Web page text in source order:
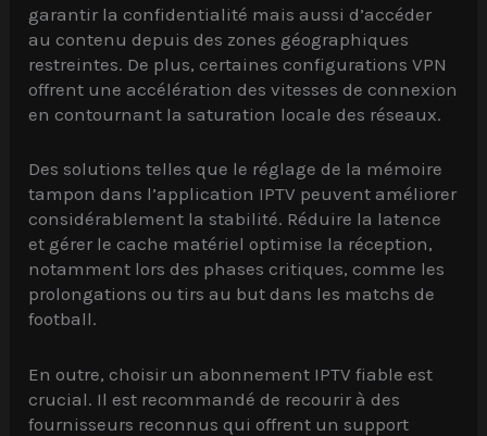
garantir la confidentialité mais aussi d’accéder
au contenu depuis des zones géographiques
restreintes. De plus, certaines configurations VPN
offrent une accélération des vitesses de connexion
en contournant la saturation locale des réseaux.
Des solutions telles que le réglage de la mémoire
tampon dans l’application IPTV peuvent améliorer
considérablement la stabilité. Réduire la latence
et gérer le cache matériel optimise la réception,
notamment lors des phases critiques, comme les
prolongations ou tirs au but dans les matchs de
football.
En outre, choisir un abonnement IPTV fiable est
crucial. Il est recommandé de recourir à des
fournisseurs reconnus qui offrent un support